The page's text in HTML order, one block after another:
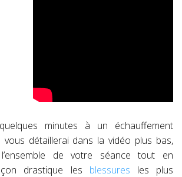
minutes à un échauffement
vous détaillerai dans la vidéo plus bas,
de votre séance tout en
drastique les blessures les plus